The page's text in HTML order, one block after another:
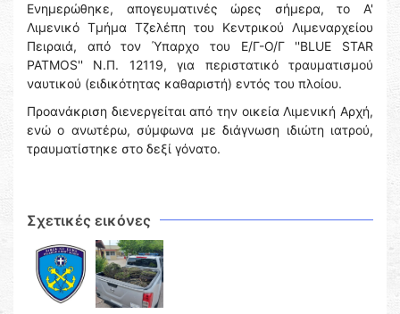
Ενημερώθηκε, απογευματινές ώρες σήμερα, το Α'
Λιμενικό Τμήμα Τζελέπη του Κεντρικού Λιμεναρχείου
Πειραιά, από τον Ύπαρχο του Ε/Γ-Ο/Γ ''BLUE STAR
PATMOS'' Ν.Π. 12119, για περιστατικό τραυματισμού
ναυτικού (ειδικότητας καθαριστή) εντός του πλοίου.
Προανάκριση διενεργείται από την οικεία Λιμενική Αρχή,
ενώ ο ανωτέρω, σύμφωνα με διάγνωση ιδιώτη ιατρού,
τραυματίστηκε στο δεξί γόνατο.
Σχετικές εικόνες